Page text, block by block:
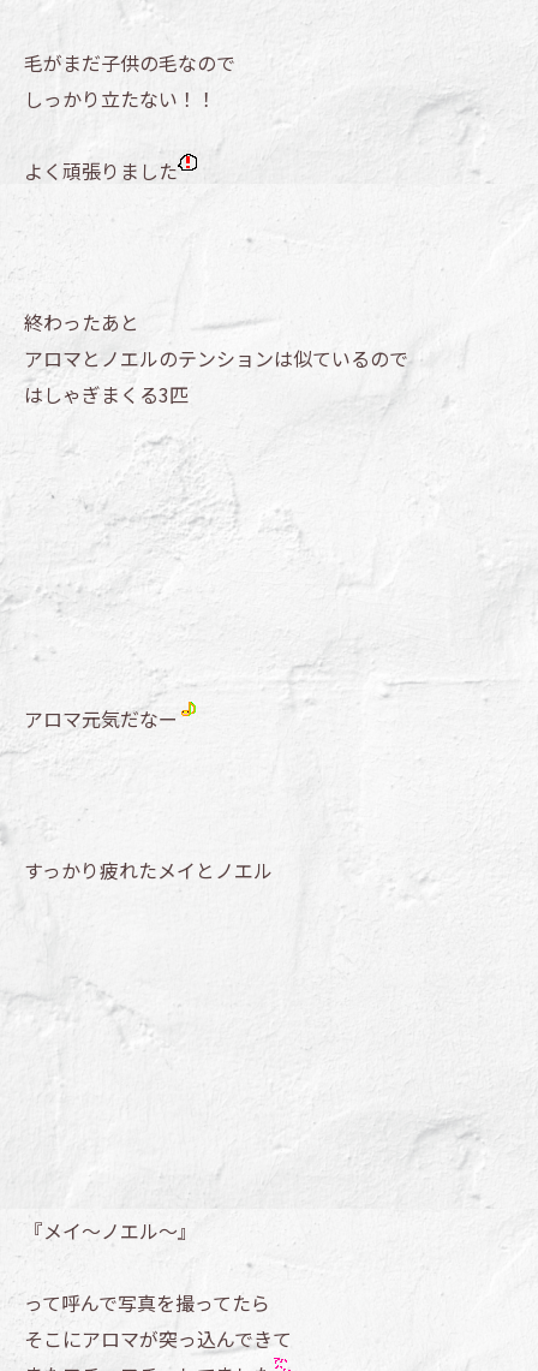
毛がまだ子供の毛なので
しっかり立たない！！
よく頑張りました
終わったあと
アロマとノエルのテンションは似ているので
はしゃぎまくる3匹
アロマ元気だなー
すっかり疲れたメイとノエル
『メイ～ノエル～』
って呼んで写真を撮ってたら
そこにアロマが突っ込んできて